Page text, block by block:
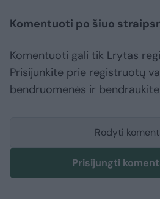
Komentuoti po šiuo
Komentuoti gali tik Lrytas
Prisijunkite prie registruotų
bendruomenės ir
Rodyti
Prisijungti